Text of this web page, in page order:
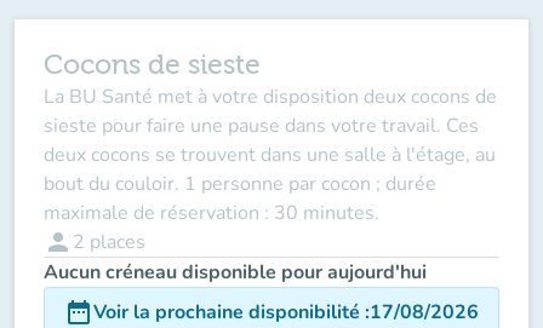
Cocons de sieste
La BU Santé met à votre disposition deux cocons de
sieste pour faire une pause dans votre travail. Ces
deux cocons se trouvent dans une salle à l'étage, au
bout du couloir. 1 personne par cocon ; durée
maximale de réservation : 30 minutes.
person 2 places
Aucun créneau disponible pour aujourd'hui
date_rangeVoir la prochaine disponibilité :17/08/2026